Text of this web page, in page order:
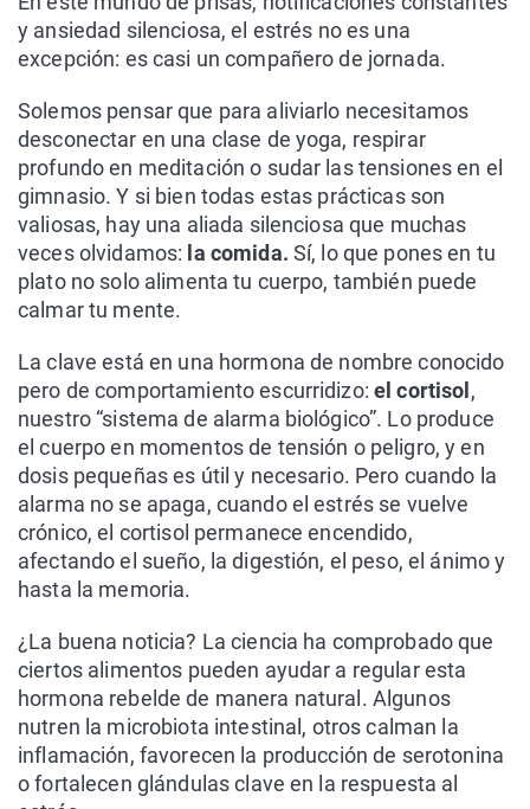
y ansiedad silenciosa, el estrés no es una
excepción: es casi un compañero de jornada.
Solemos pensar que para aliviarlo necesitamos
desconectar en una clase de yoga, respirar
profundo en meditación o sudar las tensiones en el
gimnasio. Y si bien todas estas prácticas son
valiosas, hay una aliada silenciosa que muchas
veces olvidamos: la comida. Sí, lo que pones en tu
plato no solo alimenta tu cuerpo, también puede
calmar tu mente.
La clave está en una hormona de nombre conocido
pero de comportamiento escurridizo: el cortisol ,
nuestro “sistema de alarma biológico”. Lo produce
el cuerpo en momentos de tensión o peligro, y en
dosis pequeñas es útil y necesario. Pero cuando la
alarma no se apaga, cuando el estrés se vuelve
crónico, el cortisol permanece encendido,
afectando el sueño, la digestión, el peso, el ánimo y
hasta la memoria.
¿La buena noticia? La ciencia ha comprobado que
ciertos alimentos pueden ayudar a regular esta
hormona rebelde de manera natural. Algunos
nutren la microbiota intestinal, otros calman la
inflamación, favorecen la producción de serotonina
o fortalecen glándulas clave en la respuesta al